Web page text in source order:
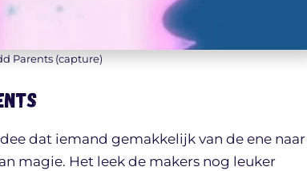
Parents (capture)
dat iemand gemakkelijk van de ene naar
magie. Het leek de makers nog leuker